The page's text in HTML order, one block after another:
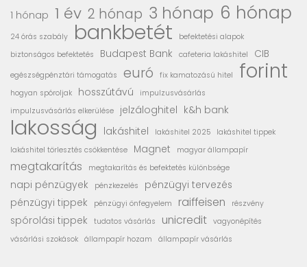
1 hónap 1 év 2 hónap 3 hónap 6 hónap
24 órás szabály bankbetét
befektetési alapok
biztonságos befektetés
Budapest Bank cafeteria lakáshitel CIB
egészségpénztári támogatás euró fix kamatozású hitel forint
hogyan spóroljak hosszútávú
impulzusvásárlás
impulzusvásárlás elkerülése
jelzáloghitel k&h bank
lakosság lakáshitel lakáshitel 2025
lakáshitel tippek
lakáshitel törlesztés csökkentése
Magnet magyar állampapír
megtakarítás megtakarítás és befektetés különbsége
napi pénzügyek pénzkezelés
pénzügyi tervezés
pénzügyi tippek
pénzügyi önfegyelem raiffeisen részvény
spórolási tippek tudatos vásárlás unicredit vagyonépítés
vásárlási szokások állampapír hozam állampapír vásárlás